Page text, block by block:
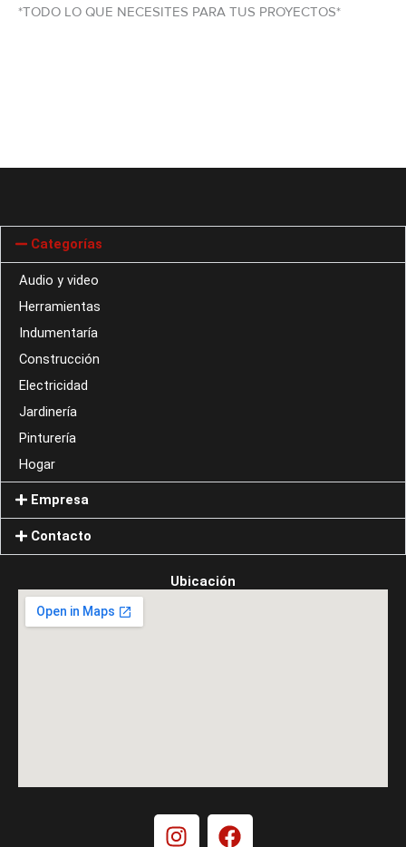
*TODO LO QUE NECESITES PARA TUS PROYECTOS*
Categorías
Audio y video
Herramientas
Indumentaría
Construcción
Electricidad
Jardinería
Pinturería
Hogar
Empresa
Contacto
Ubicación
I
F